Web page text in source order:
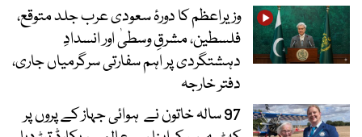
وزیراعظم کا دورۂ سعودی عرب جلد متوقع،
فلسطین، مشرقِ وسطیٰ اور انسدادِ
دہشتگردی پر اہم سفارتی سرگرمیاں جاری،
دفتر خارجہ
97 سالہ خاتون نے ہوائی جہاز کے پروں پر